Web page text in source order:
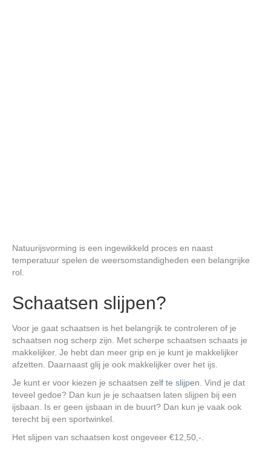
Natuurijsvorming is een ingewikkeld proces en naast
temperatuur spelen de weersomstandigheden een belangrijke
rol.
Schaatsen slijpen?
Voor je gaat schaatsen is het belangrijk te controleren of je
schaatsen nog scherp zijn. Met scherpe schaatsen schaats je
makkelijker. Je hebt dan meer grip en je kunt je makkelijker
afzetten. Daarnaast glij je ook makkelijker over het ijs.
Je kunt er voor kiezen je schaatsen zelf te slijpen. Vind je dat
teveel gedoe? Dan kun je je schaatsen laten slijpen bij een
ijsbaan. Is er geen ijsbaan in de buurt? Dan kun je vaak ook
terecht bij een sportwinkel.
Het slijpen van schaatsen kost ongeveer €12,50,-.